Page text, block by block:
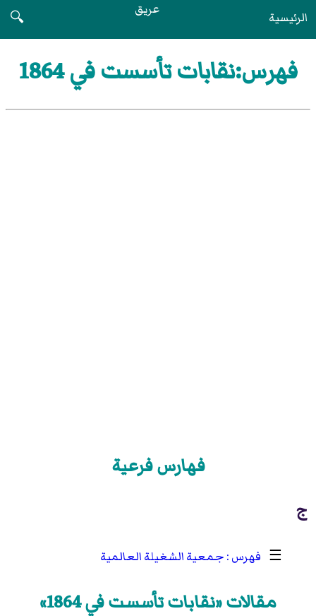
الرئيسية عريق
🔍
فهرس:نقابات تأسست في 1864
فهارس فرعية
ج
☰ جمعية الشغيلة العالمية
مقالات «نقابات تأسست في 1864»